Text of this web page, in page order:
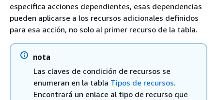
especifica acciones dependientes, esas dependencias
pueden aplicarse a los recursos adicionales definidos
para esa acción, no solo al primer recurso de la tabla.
nota
Las claves de condición de recursos se
enumeran en la tabla Tipos de recursos.
Encontrará un enlace al tipo de recurso que